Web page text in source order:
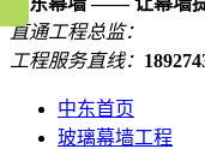
直通工程总监：
工程服务直线：
中东首页
玻璃幕墙工程